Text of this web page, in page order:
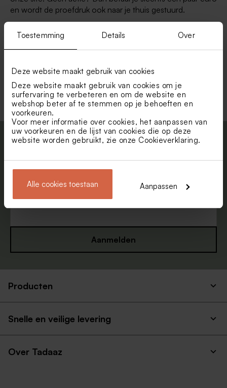
Toestemming Details Over
Deze website maakt gebruik van cookies
Deze website maakt gebruik van cookies om je
surfervaring te verbeteren en om de website en
webshop beter af te stemmen op je behoeften en
voorkeuren.
Voor meer informatie over cookies, het aanpassen van
uw voorkeuren en de lijst van cookies die op deze
website worden gebruikt, zie onze Cookieverklaring.
Alle cookies toestaan Aanpassen
en wordt de proefdruk ook naar je thuis gestuurd.
Door een proefdruk te bestellen kun je meteen in het echt
zien of je eigen ontwerp helemaal naar wens is.
gemaakt hebt! Laat even een paar collega’s, familie en
vrienden meekijken om te zien of je geen foutjes gemaakt
hebt. Helemaal naar je zin? Jouw bestelling kan geplaatst
worden.
Schrijf je in op onze nieuwsbrief en blijf
Voornaam
Aanmelden
Producten
Snelle en veilige levering
Over Tadaaz